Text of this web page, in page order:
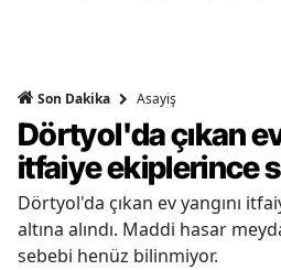
Son Dakika Asayiş
Dörtyol'da çıkan
itfaiye ekiplerince
Dörtyol'da çıkan ev yangını
altına alındı. Maddi hasar
sebebi henüz bilinmiyor.